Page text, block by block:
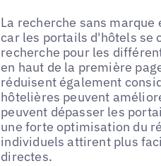
La recherche sans
car les portails d'hôtels se
recherche pour les
en haut de la première
réduisent également
hôtelières peuvent
peuvent dépasser les
une forte optimisation du
individuels attirent plus
directes.